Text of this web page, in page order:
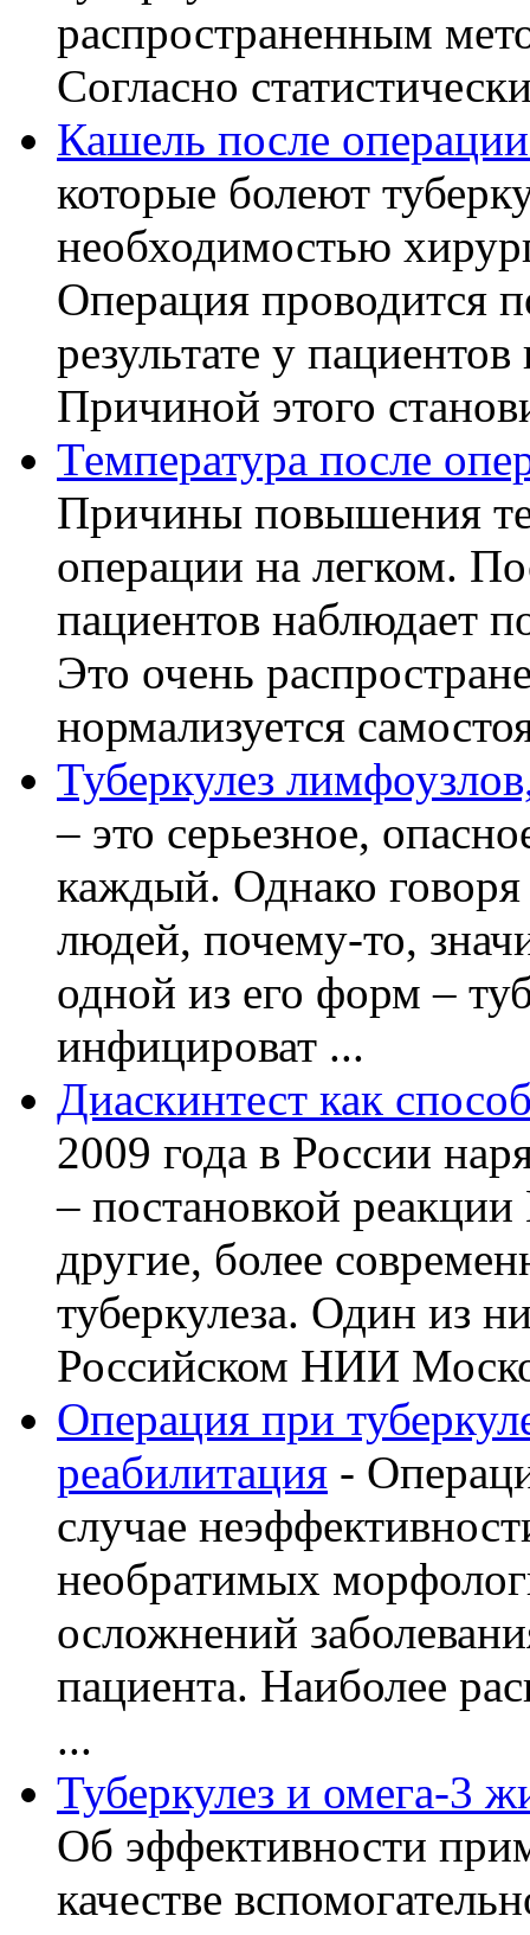
распространенным
Согласно
Кашель после
которые болеют
необходимостью
Операция проводится
результате у
Причиной этого
Температура после
Причины повышения
операции на легком.
пациентов наблюдает
Это очень
нормализуется
Туберкулез
– это серьезное,
каждый. Однако говоря
людей, почему-то,
одной из его форм –
инфицироват ...
Диаскинтест как
2009 года в России
– постановкой
другие, более
туберкулеза. Один из
Российском НИИ
Операция при
реабилитация -
случае
необратимых
осложнений
пациента. Наиболее
...
Туберкулез и омега-3
Об эффективности
качестве